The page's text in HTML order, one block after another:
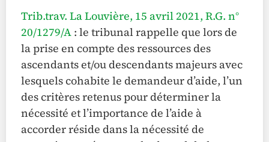
Trib.trav. La Louvière, 15 avril 2021, R.G. n°
20/1279/A : le tribunal rappelle que lors de
la prise en compte des ressources des
ascendants et/ou descendants majeurs avec
lesquels cohabite le demandeur d’aide, l’un
des critères retenus pour déterminer la
nécessité et l’importance de l’aide à
accorder réside dans la nécessité de